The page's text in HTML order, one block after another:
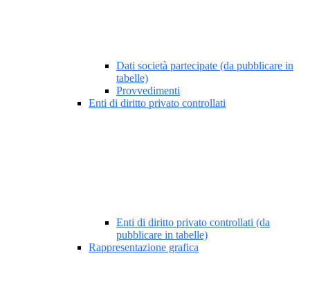
Dati società partecipate (da pubblicare in
tabelle)
Provvedimenti
Enti di diritto privato controllati
Enti di diritto privato controllati (da
pubblicare in tabelle)
Rappresentazione grafica